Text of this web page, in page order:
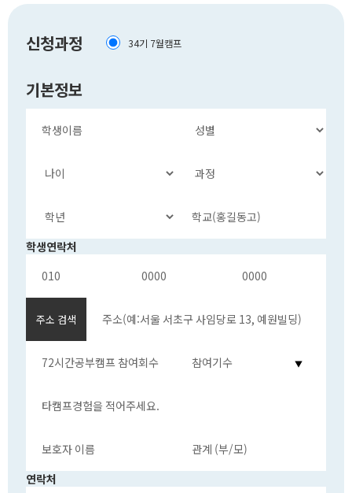
신청과정 34기 7월캠프
기본정보
학생연락처
주소 검색
▼
연락처